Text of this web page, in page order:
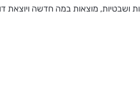
ושבטיות, מוצאות במה חדשה ויוצאת